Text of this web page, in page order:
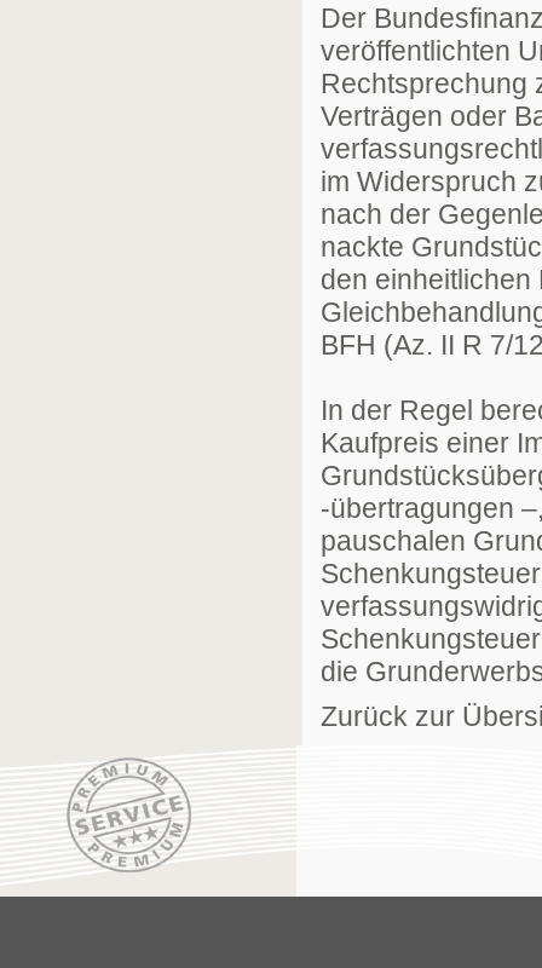
Der
veröffentlichten
Rechtsprechung
Verträgen oder
im Widerspruch
nach der
nackte
den
BFH (Az. II R 7/
In der Regel
Kaufpreis einer
-übertragungen
pauschalen
die
Zurück zur